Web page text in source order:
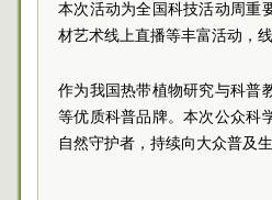
本次活动为全国科技活动周重
材艺术线上直播等丰富活动，
作为我国热带植物研究与科普
等优质科普品牌。本次公众科
自然守护者，持续向大众普及